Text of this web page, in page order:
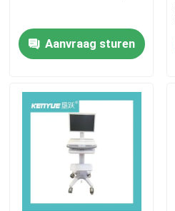
Huis
Over ons
Fabriekstocht
Aanvraag sturen